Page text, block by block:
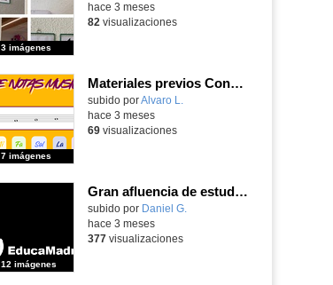
3 imágenes
hace 3 meses
82 visualizaciones
Materiales previos Concierto didáctico
Contenido educativo.
subido porAlvaro L.
7 imágenes
hace 3 meses
69visualizaciones
Gran afluencia de estudiantes y familias en la jornada de puertas abiertas que nuestro centro desarrolló el pasado 23 de abril de 2026
subido por Daniel G.
12 imágenes
hace 3 meses
377visualizaciones